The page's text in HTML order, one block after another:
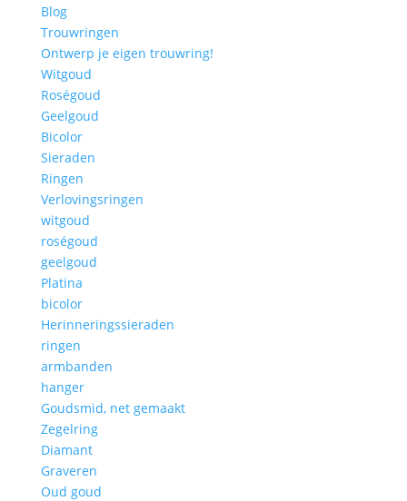
Blog
Trouwringen
Ontwerp je eigen trouwring!
Witgoud
Roségoud
Geelgoud
Bicolor
Sieraden
Ringen
Verlovingsringen
witgoud
roségoud
geelgoud
Platina
bicolor
Herinneringssieraden
ringen
armbanden
hanger
Goudsmid, net gemaakt
Zegelring
Diamant
Graveren
Oud goud